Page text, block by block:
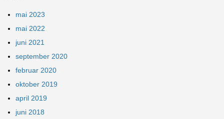
mai 2023
mai 2022
juni 2021
september 2020
februar 2020
oktober 2019
april 2019
juni 2018